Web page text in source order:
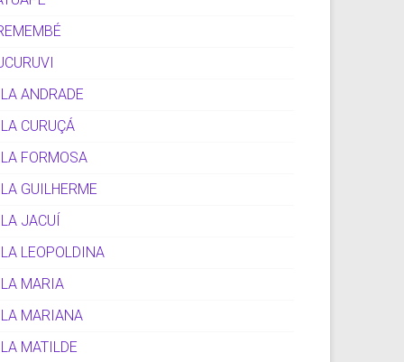
ANDRADE
CURUÇÁ
FORMOSA
GUILHERME
JACUÍ
LEOPOLDINA
MARIA
MARIANA
MATILDE